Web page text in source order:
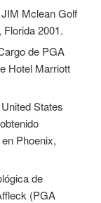
Mclean Golf
2001.
de PGA
Hotel Marriott
States
Phoenix,
de
(PGA